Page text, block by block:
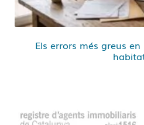
Els errors més greus